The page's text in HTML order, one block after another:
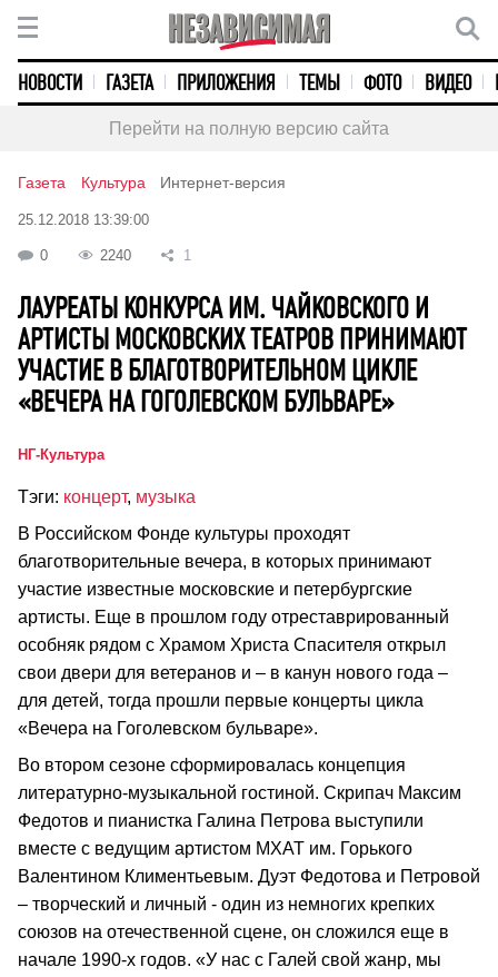
НОВОСТИ ГАЗЕТА ПРИЛОЖЕНИЯ ТЕМЫ ФОТО ВИДЕО
Перейти на полную версию сайта
Газета Культура Интернет-версия
25.12.2018 13:39:00
0 2240 1
ЛАУРЕАТЫ КОНКУРСА ИМ. ЧАЙКОВСКОГО И
АРТИСТЫ МОСКОВСКИХ ТЕАТРОВ ПРИНИМАЮТ
УЧАСТИЕ В БЛАГОТВОРИТЕЛЬНОМ ЦИКЛЕ
«ВЕЧЕРА НА ГОГОЛЕВСКОМ БУЛЬВАРЕ»
НГ-Культура
Тэги: концерт, музыка
В Российском Фонде культуры проходят
благотворительные вечера, в которых принимают
участие известные московские и петербургские
артисты. Еще в прошлом году отреставрированный
особняк рядом с Храмом Христа Спасителя открыл
свои двери для ветеранов и – в канун нового года –
для детей, тогда прошли первые концерты цикла
«Вечера на Гоголевском бульваре».
Во втором сезоне сформировалась концепция
литературно-музыкальной гостиной. Скрипач Максим
Федотов и пианистка Галина Петрова выступили
вместе с ведущим артистом МХАТ им. Горького
Валентином Климентьевым. Дуэт Федотова и Петровой
– творческий и личный - один из немногих крепких
союзов на отечественной сцене, он сложился еще в
начале 1990-х годов. «У нас с Галей свой жанр, мы